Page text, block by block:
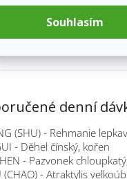
Souhlasím
denní
(SHU) - Rehmanie
- Děhel čínský, kořen
- Pazvonek
(CHAO) - Atraktylis